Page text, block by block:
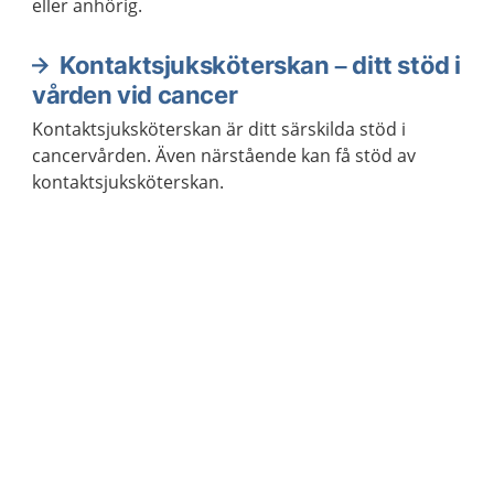
eller anhörig.
Kontaktsjuksköterskan – ditt stöd i
vården vid cancer
Kontaktsjuksköterskan är ditt särskilda stöd i
cancervården. Även närstående kan få stöd av
kontaktsjuksköterskan.